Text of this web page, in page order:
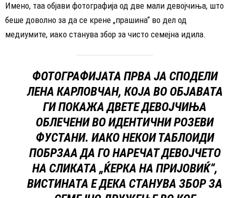
Имено, таа објави фотографија од две мали девојчиња, што
беше доволно за да се крене „прашина“ во дел од
медиумите, иако станува збор за чисто семејна идила.
ФОТОГРАФИЈАТА ПРВА ЈА СПОДЕЛИ
ЛЕНА КАРЛОВЧАН, КОЈА ВО ОБЈАВАТА
ГИ ПОКАЖА ДВЕТЕ ДЕВОЈЧИЊА
ОБЛЕЧЕНИ ВО ИДЕНТИЧНИ РОЗЕВИ
ФУСТАНИ. ИАКО НЕКОИ ТАБЛОИДИ
ПОБРЗАА ДА ГО НАРЕЧАТ ДЕВОЈЧЕТО
НА СЛИКАТА „ЌЕРКА НА ПРИЈОВИЌ“,
ВИСТИНАТА Е ДЕКА СТАНУВА ЗБОР ЗА